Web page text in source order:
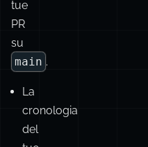
💃
Risposta:
SQUASH
MERGE